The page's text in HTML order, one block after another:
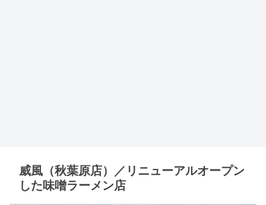
威風（秋葉原店）／リニューアルオープン
した味噌ラーメン店